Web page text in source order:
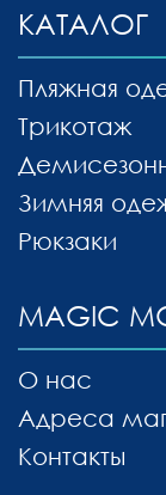
MAGIC
О нас
Адреса
Контакты
КАТАЛОГ
Пляжная
Трикотаж
Зимняя
Рюкзаки